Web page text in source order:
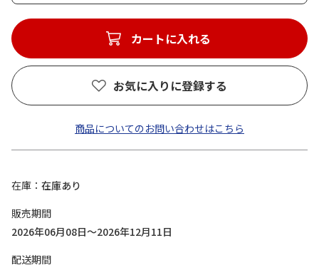
カートに入れる
お気に入りに登録する
商品についてのお問い合わせはこちら
在庫
在庫あり
販売期間
2026年06月08日～2026年12月11日
配送期間